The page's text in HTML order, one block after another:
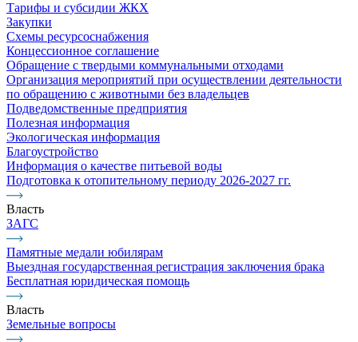
Тарифы и субсидии ЖКХ
Закупки
Схемы ресурсоснабжения
Концессионное соглашение
Обращение с твердыми коммунальными отходами
Организация мероприятий при осуществлении деятельности
по обращению с животными без владельцев
Подведомственные предприятия
Полезная информация
Экологическая информация
Благоустройство
Информация о качестве питьевой воды
Подготовка к отопительному периоду 2026-2027 гг.
Власть
ЗАГС
Памятные медали юбилярам
Выездная государственная регистрация заключения брака
Бесплатная юридическая помощь
Власть
Земельные вопросы